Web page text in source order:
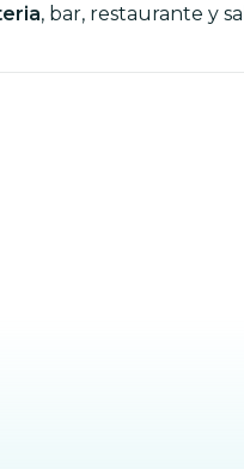
, bar, restaurante y